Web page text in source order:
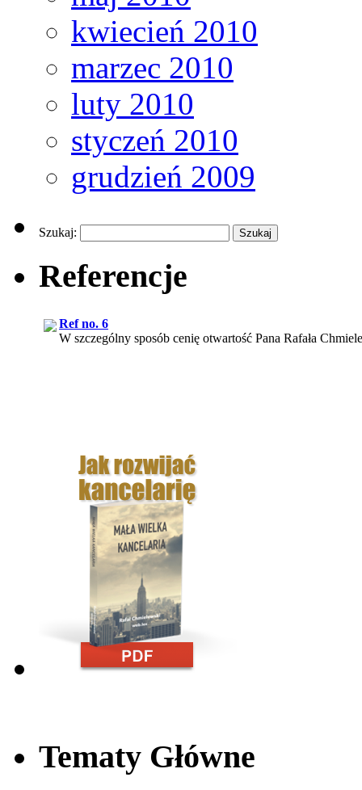
kwiecień 2010
marzec 2010
luty 2010
styczeń 2010
grudzień 2009
Szukaj:
Referencje
Ref no. 6
W szczególny sposób cenię otwartość Pana Rafała
Z dużą przyjemnością i pewnością mogę polecić usługi
Ref no. 1
Efektem naszej współpracy z web.lex było pozyskanie
Tematy Główne